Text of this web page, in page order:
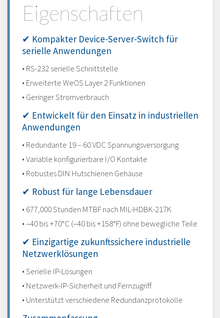
Eigenschaften
✔ Kompakter Device-Server-Switch für
serielle Anwendungen
• RS-232 serielle Schnittstelle
• Erweiterte WeOS Layer 2 Funktionen
• Geringer Stromverbrauch
✔ Entwickelt für den Einsatz in industriellen
Anwendungen
• Redundante 19 – 60 VDC Spannungsversorgung
• Variable konfigurierbare I/O Kontakte
• Robustes DIN Hutschienen Gehäuse
✔ Robust für lange Lebensdauer
• 677,000 Stunden MTBF nach MIL-HDBK-217K
• –40 bis +70°C (–40 bis +158°F) ohne bewegliche Teile
✔ Einzigartige zukunftssichere industrielle
Netzwerklösungen
• Serielle IP-Lösungen
• Netzwerk-IP-Sicherheit und Fernzugriff
• Unterstützt verschiedene Redundanzprotokolle